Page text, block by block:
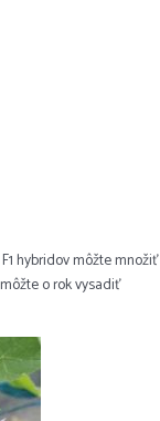
hybridov môžte množiť
o rok vysadiť